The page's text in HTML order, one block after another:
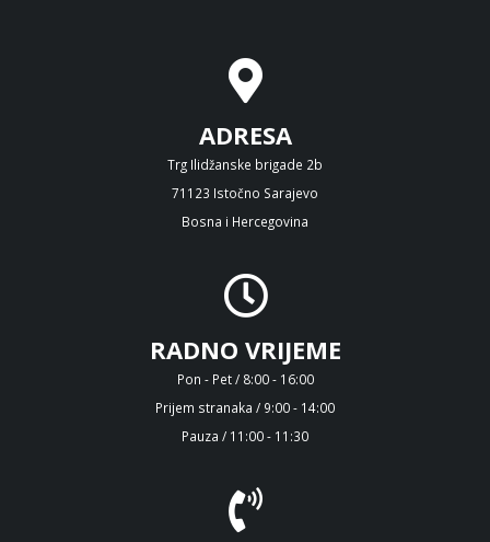
ADRESA
Trg Ilidžanske brigade 2b
71123 Istočno Sarajevo
Bosna i Hercegovina
RADNO VRIJEME
Pon - Pet / 8:00 - 16:00
Prijem stranaka / 9:00 - 14:00
Pauza / 11:00 - 11:30